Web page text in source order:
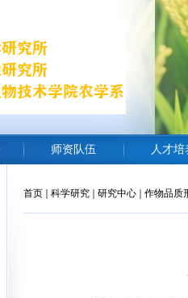
师资队伍 人才培
首页 科学研究 研究中心 作物品质